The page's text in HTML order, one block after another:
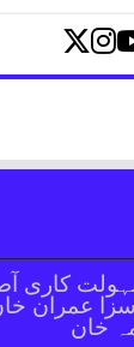
کاری
عمران
خان